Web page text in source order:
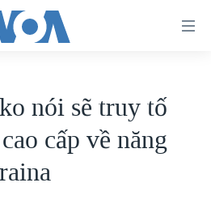
nói sẽ truy tố
cấp về năng